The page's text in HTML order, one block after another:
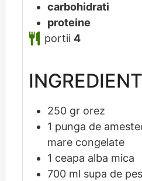
carbohidrati
proteine
portii4
250 gr orez
1 punga de
mare congelate
1 ceapa alba mica
700 ml supa de